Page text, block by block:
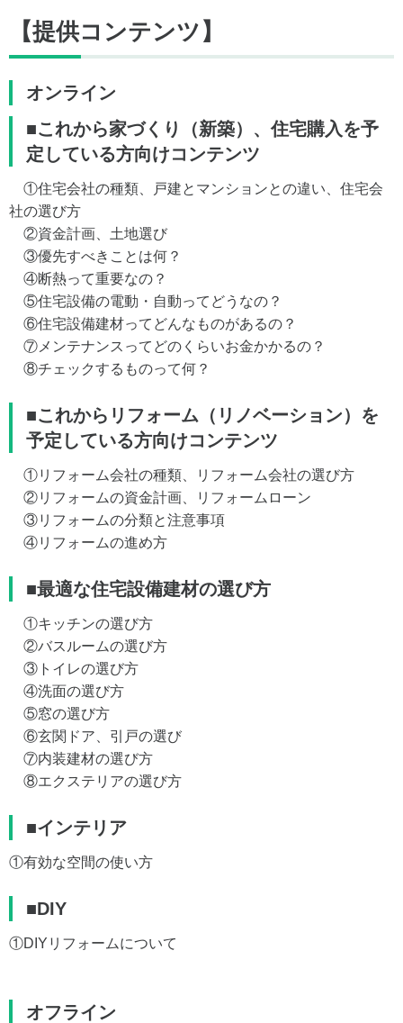
【提供コンテンツ】
オンライン
■これから家づくり（新築）、住宅購入を予
定している方向けコンテンツ
①住宅会社の種類、戸建とマンションとの違い、住宅会
社の選び方
②資金計画、土地選び
③優先すべきことは何？
④断熱って重要なの？
⑤住宅設備の電動・自動ってどうなの？
⑥住宅設備建材ってどんなものがあるの？
⑦メンテナンスってどのくらいお金かかるの？
⑧チェックするものって何？
■これからリフォーム（リノベーション）を
予定している方向けコンテンツ
①リフォーム会社の種類、リフォーム会社の選び方
②リフォームの資金計画、リフォームローン
③リフォームの分類と注意事項
④リフォームの進め方
■最適な住宅設備建材の選び方
①キッチンの選び方
②バスルームの選び方
③トイレの選び方
④洗面の選び方
⑤窓の選び方
⑥玄関ドア、引戸の選び
⑦内装建材の選び方
⑧エクステリアの選び方
■インテリア
①有効な空間の使い方
■DIY
①DIYリフォームについて
オフライン